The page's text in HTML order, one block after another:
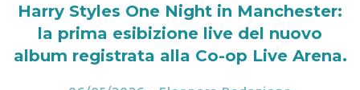
Harry Styles One Night in Manchester:
la prima esibizione live del nuovo
album registrata alla Co-op Live Arena.